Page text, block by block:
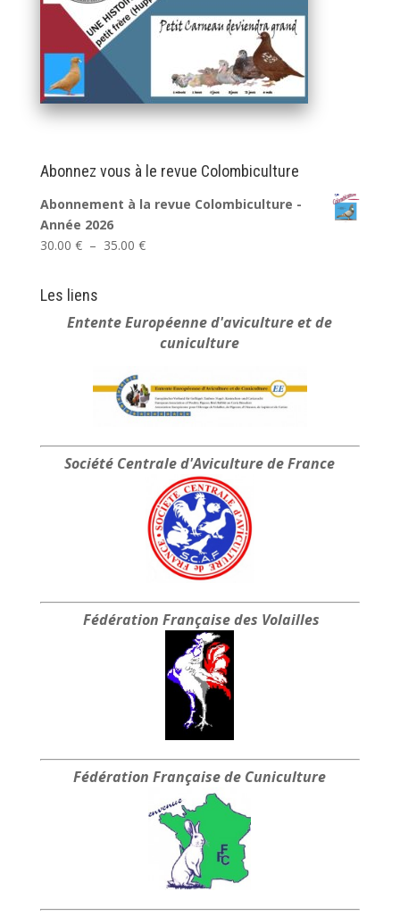
Abonnez vous à le revue Colombiculture
Abonnement à la revue Colombiculture -
Année 2026
30.00 € – 35.00 €Plage
à
35.00 €
Les liens
Entente Européenned'aviculture et de
cuniculture
Société Centraled'Aviculture de France
Fédération Française des Volailles
Fédération Française de Cuniculture